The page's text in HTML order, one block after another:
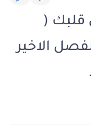
قلبك (
الاخير